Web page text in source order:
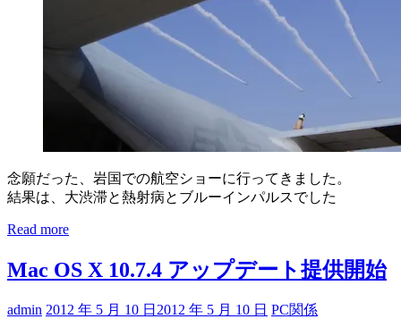
念願だった、岩国での航空ショーに行ってきました。
結果は、大渋滞と熱射病とブルーインパルスでした
Read more
Mac OS X 10.7.4 アップデート提供開始
admin 2012 年 5 月 10 日 2012 年 5 月 10 日 PC関係